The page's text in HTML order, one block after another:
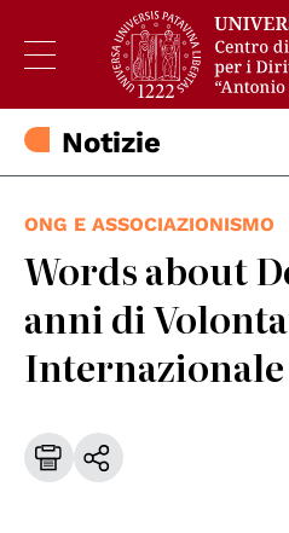
Notizie
ONG E ASSOCIAZIONISMO
Words about
anni di
Internazionale